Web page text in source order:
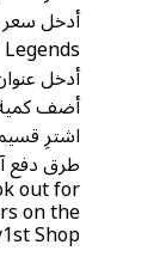
Legends التي ترغب بها
أدخل عنوان
أضف كمية
طرق دفع آمنة
look out for
on the
Carry1st Shop